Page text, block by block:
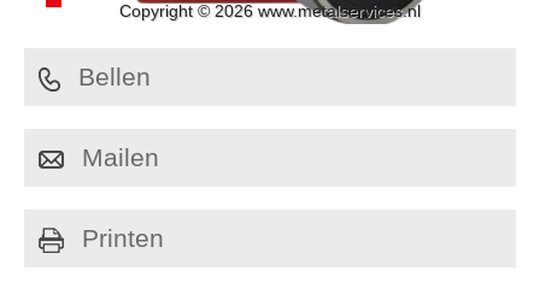
Copyright © 2026 www.metalservices.nl
Bellen
Mailen
Printen